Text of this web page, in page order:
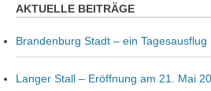
AKTUELLE BEITRÄGE
Brandenburg Stadt – ein Tagesausflug
Langer Stall – Eröffnung am 21. Mai